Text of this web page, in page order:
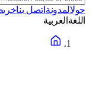
حولالمدونة اتصل بنا
اللغة العربية